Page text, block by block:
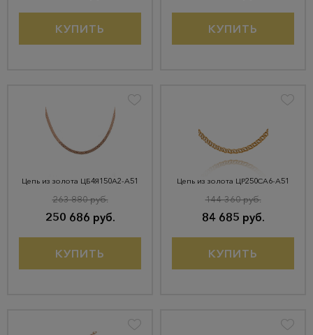
КУПИТЬ КУПИТЬ
Цепь из золота ЦБ4Я150А2-А51
250 686 руб.
263 880 руб.
КУПИТЬ
Цепь из золота ЦР250СА6-А51
84 685 руб.
144 360 руб.
КУПИТЬ